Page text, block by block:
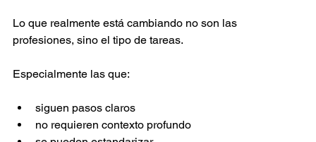
Lo que realmente está cambiando no son las
profesiones, sino el tipo de tareas.
Especialmente las que:
siguen pasos claros
no requieren contexto profundo